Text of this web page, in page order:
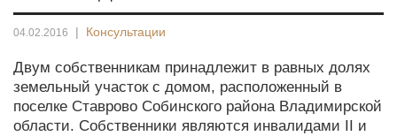
04.02.2016 | Консультации
Двум собственникам принадлежит в равных долях
земельный участок с домом, расположенный в
поселке Ставрово Собинского района Владимирской
области. Собственники являются инвалидами II и